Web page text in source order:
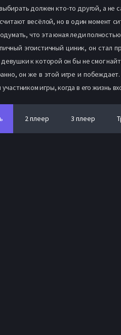
должен кто-то другой, а не
весёлой, но в один момент
что эта юная леди
эгоистичный циник, он стал
к которой он бы не смог
он же в этой игре и
участником игры, когда в его жизнь
2 плеер 3 плеер